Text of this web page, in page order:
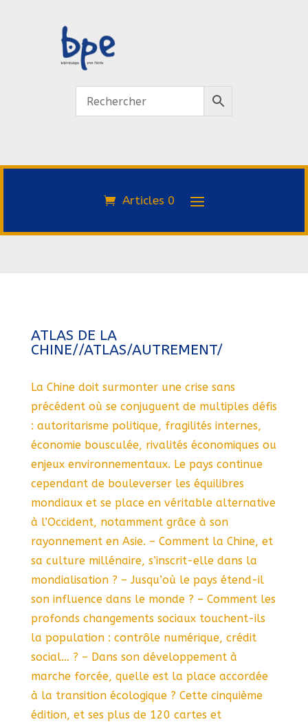
Articles 0
ATLAS DE LA
CHINE//ATLAS/AUTREMENT/
La Chine doit surmonter une crise sans
précédent où se conjuguent de multiples défis
: autoritarisme politique, fragilités internes,
économie bousculée, rivalités économiques ou
enjeux environnementaux. Le pays continue
cependant de bouleverser les équilibres
mondiaux et se place en véritable alternative
à l’Occident, notamment grâce à son
rayonnement en Asie. – Comment la Chine, et
sa culture millénaire, s’inscrit-elle dans la
mondialisation ? – Jusqu’où le pays étend-il
son influence dans le monde ? – Comment les
profonds changements sociaux touchent-ils
la population : contrôle numérique, crédit
social… ? – Dans son développement à
marche forcée, quelle est la place accordée
à la transition écologique ? Cette cinquième
édition, et ses plus de 120 cartes et